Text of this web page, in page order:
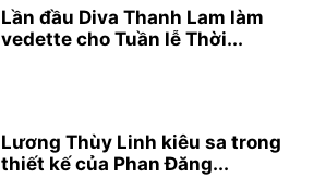
Lần đầu Diva Thanh Lam làm
vedette cho Tuần lễ Thời...
Lương Thùy Linh kiêu sa trong
thiết kế của Phan Đăng...